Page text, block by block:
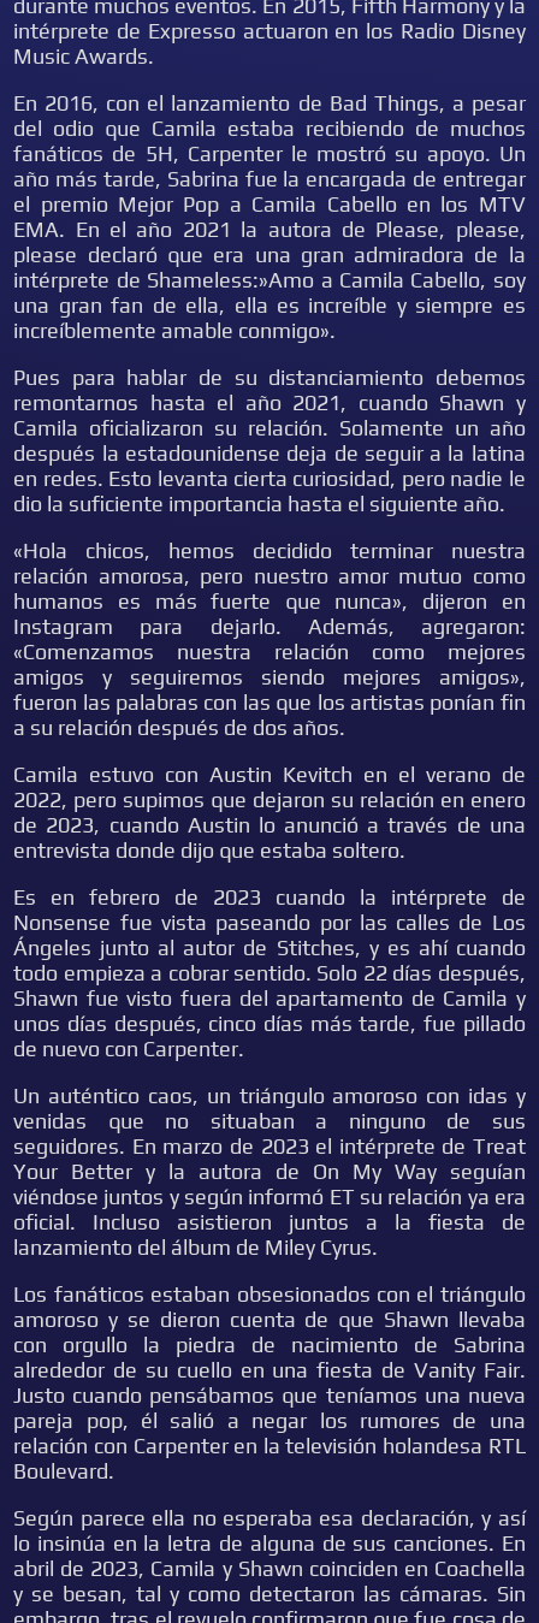
durante muchos eventos. En 2015, Fifth Harmony y la
intérprete de Expresso actuaron en los Radio Disney
Music Awards.
En 2016, con el lanzamiento de Bad Things, a pesar
del odio que Camila estaba recibiendo de muchos
fanáticos de 5H, Carpenter le mostró su apoyo. Un
año más tarde, Sabrina fue la encargada de entregar
el premio Mejor Pop a Camila Cabello en los MTV
EMA. En el año 2021 la autora de Please, please,
please declaró que era una gran admiradora de la
intérprete de Shameless:»Amo a Camila Cabello, soy
una gran fan de ella, ella es increíble y siempre es
increíblemente amable conmigo».
Pues para hablar de su distanciamiento debemos
remontarnos hasta el año 2021, cuando Shawn y
Camila oficializaron su relación. Solamente un año
después la estadounidense deja de seguir a la latina
en redes. Esto levanta cierta curiosidad, pero nadie le
dio la suficiente importancia hasta el siguiente año.
«Hola chicos, hemos decidido terminar nuestra
relación amorosa, pero nuestro amor mutuo como
humanos es más fuerte que nunca», dijeron en
Instagram para dejarlo. Además, agregaron:
«Comenzamos nuestra relación como mejores
amigos y seguiremos siendo mejores amigos»,
fueron las palabras con las que los artistas ponían fin
a su relación después de dos años.
Camila estuvo con Austin Kevitch en el verano de
2022, pero supimos que dejaron su relación en enero
de 2023, cuando Austin lo anunció a través de una
entrevista donde dijo que estaba soltero.
Es en febrero de 2023 cuando la intérprete de
Nonsense fue vista paseando por las calles de Los
Ángeles junto al autor de Stitches, y es ahí cuando
todo empieza a cobrar sentido. Solo 22 días después,
Shawn fue visto fuera del apartamento de Camila y
unos días después, cinco días más tarde, fue pillado
de nuevo con Carpenter.
Un auténtico caos, un triángulo amoroso con idas y
venidas que no situaban a ninguno de sus
seguidores. En marzo de 2023 el intérprete de Treat
Your Better y la autora de On My Way seguían
viéndose juntos y según informó ET su relación ya era
oficial. Incluso asistieron juntos a la fiesta de
lanzamiento del álbum de Miley Cyrus.
Los fanáticos estaban obsesionados con el triángulo
amoroso y se dieron cuenta de que Shawn llevaba
con orgullo la piedra de nacimiento de Sabrina
alrededor de su cuello en una fiesta de Vanity Fair.
Justo cuando pensábamos que teníamos una nueva
pareja pop, él salió a negar los rumores de una
relación con Carpenter en la televisión holandesa RTL
Boulevard.
Según parece ella no esperaba esa declaración, y así
lo insinúa en la letra de alguna de sus canciones. En
abril de 2023, Camila y Shawn coinciden en Coachella
y se besan, tal y como detectaron las cámaras. Sin